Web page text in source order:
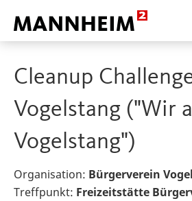
Cleanup
Vogelstang ("Wir
Vogelstang")
Organisation: Bürgerverein
Treffpunkt: Freizeitstätte